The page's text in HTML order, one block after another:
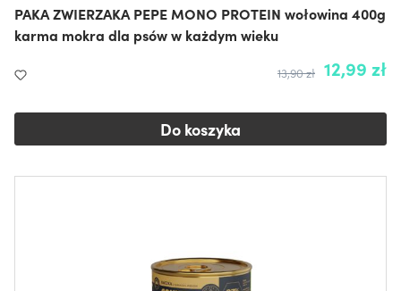
PAKA ZWIERZAKA PEPE MONO PROTEIN wołowina 400g
karma mokra dla psów w każdym wieku
12,99 zł
13,90 zł
Do koszyka